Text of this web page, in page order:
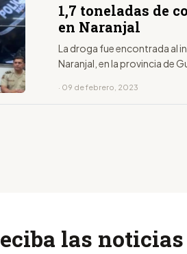
1,7 toneladas de
en Naranjal
La droga fue encontrada al
Naranjal, en la provincia de
· 09 de febrero, 2023
las